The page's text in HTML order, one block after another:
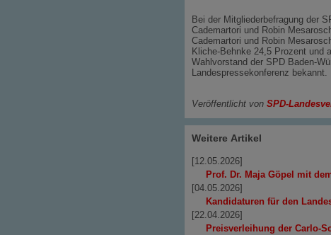
Bei der Mitgliederbefragung der
Cademartori und Robin
Cademartori und Robin
Kliche-Behnke 24,5 Prozent und
Wahlvorstand der SPD Baden-
Landespressekonferenz bekannt.
Veröffentlicht von SPD-
Weitere Artikel
[12.05.2026]
Prof. Dr. Maja Göpel mit
[04.05.2026]
Kandidaturen für den
[22.04.2026]
Preisverleihung der Carlo-